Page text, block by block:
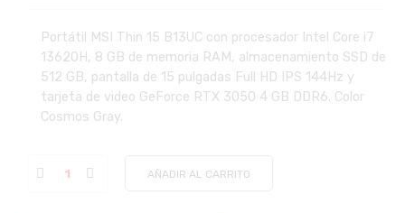
original
era:
$ 3.404.500.
actual
es:
$ 3.095.000.
Portátil MSI Thin 15 B13UC con procesador Intel Core i7
13620H, 8 GB de memoria RAM, almacenamiento SSD de
512 GB, pantalla de 15 pulgadas Full HD IPS 144Hz y
tarjeta de video GeForce RTX 3050 4 GB DDR6. Color
Cosmos Gray.
AÑADIR AL CARRITO